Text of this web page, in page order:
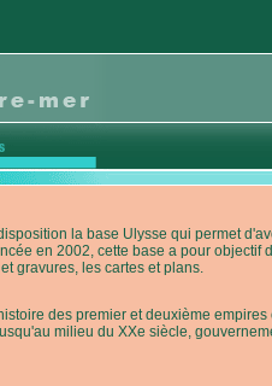
la base Ulysse qui permet
en 2002, cette base a pour
gravures, les cartes et plans.
des premier et deuxième
milieu du XXe siècle,